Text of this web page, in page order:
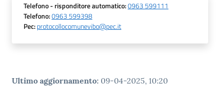
argomenti...
su
Telefono- risponditore automatico:0963 599111
Telefono:0963 599398
Pec:protocollocomunevibo@pec.it
Ultimo aggiornamento: 09-04-2025, 10:20